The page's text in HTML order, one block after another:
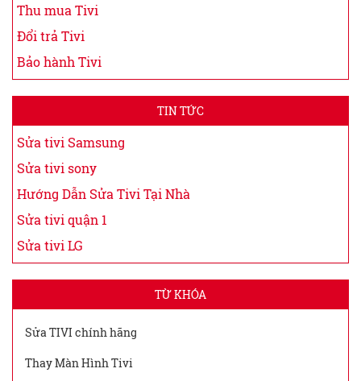
Thu mua Tivi
Đổi trả Tivi
Bảo hành Tivi
TIN TỨC
Sửa tivi Samsung
Sửa tivi sony
Hướng Dẫn Sửa Tivi Tại Nhà
Sửa tivi quận 1
Sửa tivi LG
TỪ KHÓA
Sửa TIVI chính hãng
Thay Màn Hình Tivi